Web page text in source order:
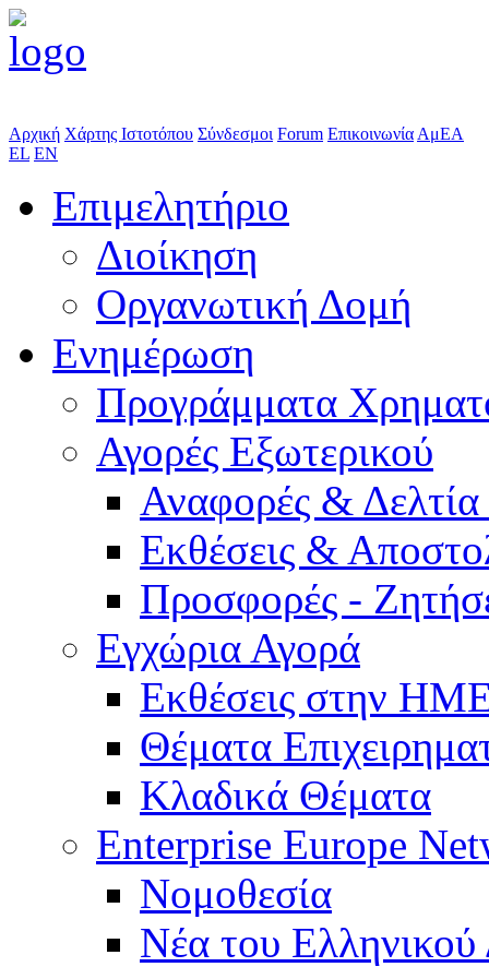
Αρχική Χάρτης Ιστοτόπου Σύνδεσμοι Forum Επικοινωνία ΑμΕΑ
EL EN
Επιμελητήριο
Διοίκηση
Οργανωτική Δομή
Ενημέρωση
Προγράμματα
Αγορές Εξωτερικού
Αναφορές &
Εκθέσεις &
Προσφορές -
Εγχώρια Αγορά
Εκθέσεις στην
Θέματα
Κλαδικά Θέματα
Enterprise Europe
Νομοθεσία
Νέα του Ελληνικού